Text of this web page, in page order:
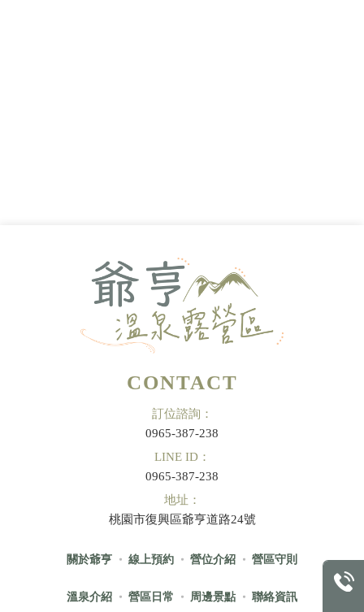
CONTACT
訂位諮詢：
0965-387-238
LINE ID：
0965-387-238
地址：
桃園市復興區爺亨道路24號
關於爺亨 線上預約 營位介紹 營區守則
溫泉介紹 營區日常 周邊景點 聯絡資訊